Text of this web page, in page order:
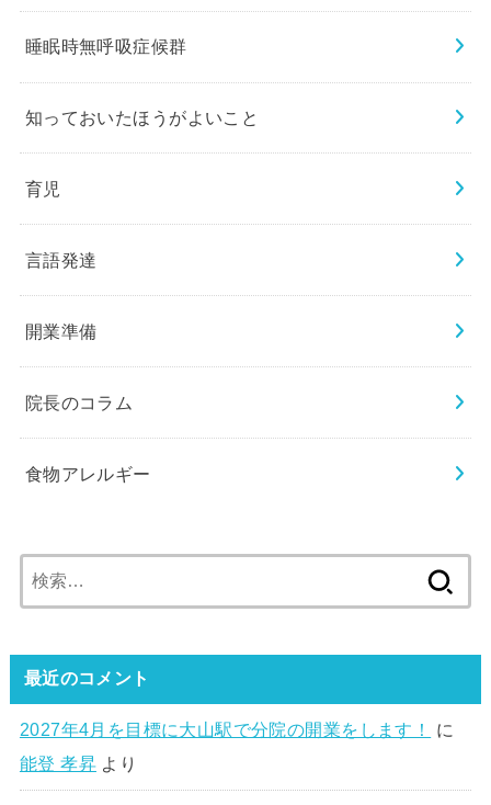
睡眠時無呼吸症候群
知っておいたほうがよいこと
育児
言語発達
開業準備
院長のコラム
食物アレルギー
索:
最近のコメント
2027年4月を目標に大山駅で分院の開業をします！
に
能登 孝昇より